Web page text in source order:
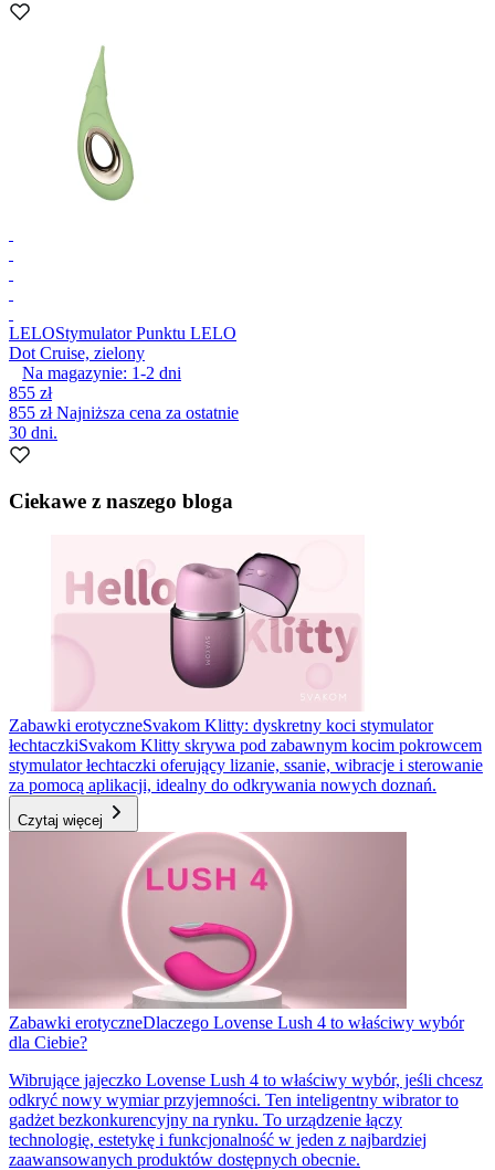
LELOStymulator Punktu LELO
Dot Cruise, zielony
Na magazynie: 1-2 dni
855 zł
855 złNajniższa cena za ostatnie
30 dni.
Ciekawe z naszego bloga
Zabawki erotyczneSvakom Klitty: dyskretny koci stymulator
łechtaczkiSvakom Klitty skrywa pod zabawnym kocim pokrowcem
stymulator łechtaczki oferujący lizanie, ssanie, wibracje i sterowanie
za pomocą aplikacji, idealny do odkrywania nowych doznań.
Czytaj więcej
Zabawki erotyczneDlaczego Lovense Lush 4 to właściwy wybór
dla Ciebie?
Wibrujące jajeczko Lovense Lush 4 to właściwy wybór, jeśli chcesz
odkryć nowy wymiar przyjemności. Ten inteligentny wibrator to
gadżet bezkonkurencyjny na rynku. To urządzenie łączy
technologię, estetykę i funkcjonalność w jeden z najbardziej
zaawansowanych produktów dostępnych obecnie.